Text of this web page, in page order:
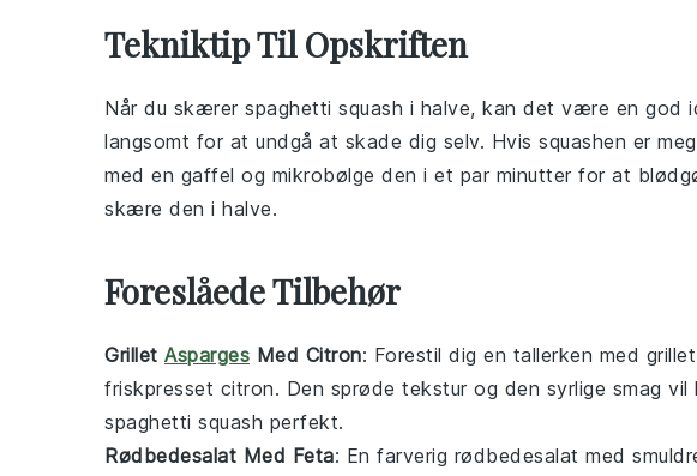
Tekniktip Til Opskriften
Når du skærer spaghetti squash i halve, kan det være en god
langsomt for at undgå at skade dig selv. Hvis squashen er
med en gaffel og mikrobølge den i et par minutter for at
skære den i halve.
Foreslåede Tilbehør
Grillet Asparges Med Citron: Forestil dig en tallerken med
friskpresset citron. Den sprøde tekstur og den syrlige smag
spaghetti squash perfekt.
Rødbedesalat Med Feta: En farverig rødbedesalat med